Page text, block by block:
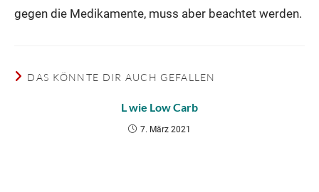
gegen die Medikamente, muss aber beachtet werden.
DAS KÖNNTE DIR AUCH GEFALLEN
L wie Low Carb
7. März 2021